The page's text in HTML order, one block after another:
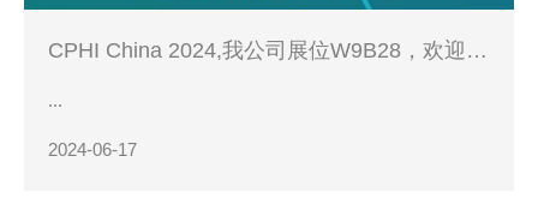
CPHI China 2024,我公司展位W9B28，欢迎您
...
2024-06-17